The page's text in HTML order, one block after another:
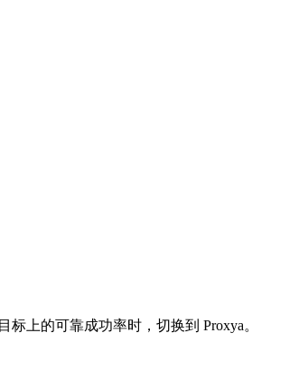
标上的可靠成功率时，切换到 Proxya。